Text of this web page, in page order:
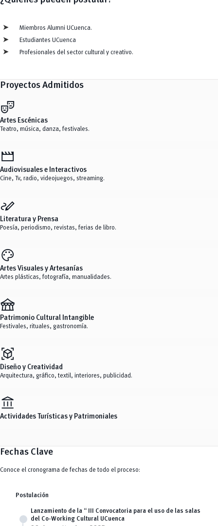
Miembros Alumni UCuenca.
Estudiantes UCuenca
Profesionales del sector cultural y creativo.
Proyectos Admitidos
theater_comedy
Artes Escénicas
Teatro, música, danza, festivales.
movie
Audiovisuales e Interactivos
Cine, Tv, radio, videojuegos, streaming.
stylus_note
Literatura y Prensa
Poesía, periodismo, revistas, ferias de libro.
palette
Artes Visuales y Artesanías
Artes plásticas, fotografía, manualidades.
festival
Patrimonio Cultural Intangible
Festivales, rituales, gastronomía.
view_in_ar
Diseño y Creatividad
Arquitectura, gráfico, textil, interiores, publicidad.
account_balance
Actividades Turísticas y Patrimoniales
Fechas Clave
Conoce el cronograma de fechas de todo el proceso:
Postulación
Lanzamiento de la “ III Convocatoria para el uso de las salas
del Co-Working Cultural UCuenca